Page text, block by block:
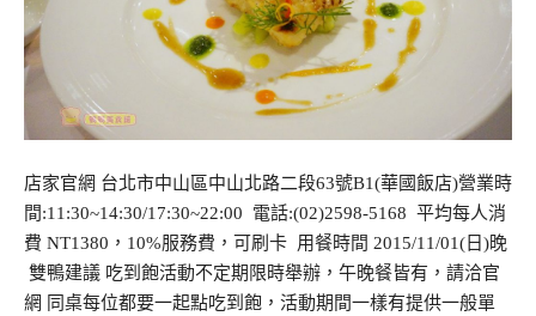
店家官網 台北市中山區中山北路二段63號B1(華國飯店)營業時
間:11:30~14:30/17:30~22:00 電話:(02)2598-5168 平均每人消
費 NT1380，10%服務費，可刷卡 用餐時間 2015/11/01(日)晚
雙鴨建議 吃到飽活動不定期限時舉辦，午晚餐皆有，請洽官
網 同桌每位都要一起點吃到飽，活動期間一樣有提供一般單